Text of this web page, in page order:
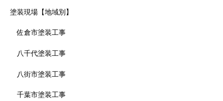
塗装現場【地域別】
佐倉市塗装工事
八千代塗装工事
八街市塗装工事
千葉市塗装工事